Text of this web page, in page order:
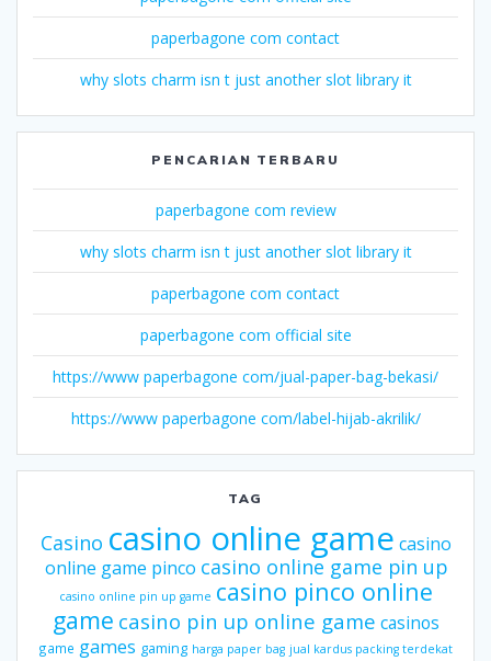
paperbagone com contact
why slots charm isn t just another slot library it
PENCARIAN TERBARU
paperbagone com review
why slots charm isn t just another slot library it
paperbagone com contact
paperbagone com official site
https://www paperbagone com/jual-paper-bag-bekasi/
https://www paperbagone com/label-hijab-akrilik/
TAG
Casino casino online game casino
online game pinco casino online game pin up
casino online pin up game casino pinco online
game casino pin up online game casinos
game games gaming harga paper bag jual kardus packing terdekat